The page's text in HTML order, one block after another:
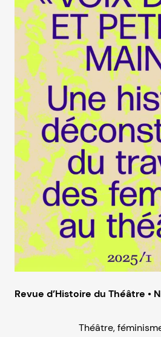
Revue d’Histoire du Théâtre •
Théâtre,